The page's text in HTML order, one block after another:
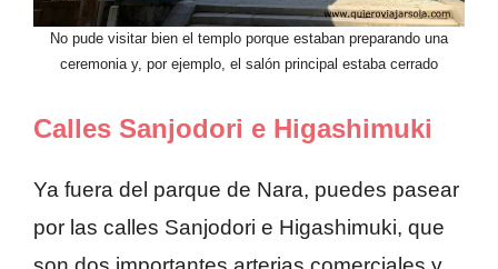
No pude visitar bien el templo porque estaban preparando una
ceremonia y, por ejemplo, el salón principal estaba cerrado
Calles Sanjodori e Higashimuki
Ya fuera del parque de Nara, puedes pasear
por las calles Sanjodori e Higashimuki, que